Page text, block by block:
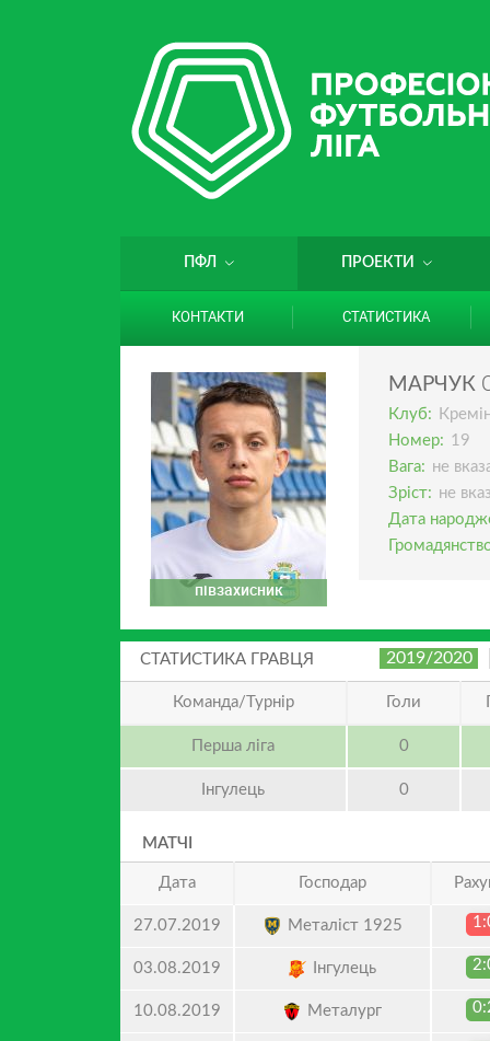
ПФЛ ПРОЕКТИ
КОНТАКТИ СТАТИСТИКА
півзахисник
МАРЧУК
Клуб:
Номер: 19
Вага: не
Зріст: не
Дата
СТАТИСТИКА ГРАВЦЯ 2019/2020
Команда/Турнір Голи
Перша ліга 0
Інгулець 0
МАТЧІ
Дата Господар
27.07.2019 Металіст 1925
03.08.2019 Інгулець
10.08.2019 Металург